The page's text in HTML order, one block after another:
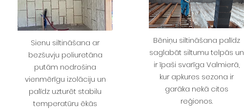
Sienu siltināšana ar
bezšuvju poliuretāna
putām nodrošina
vienmērīgu izolāciju un
palīdz uzturēt stabilu
temperatūru ēkās
Bēniņu siltināšana palīdz
saglabāt siltumu telpās un
ir īpaši svarīga Valmierā,
kur apkures sezona ir
garāka nekā citos
reģionos.